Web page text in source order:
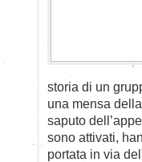
storia di un
una mensa
saputo
sono attivati,
portata in via